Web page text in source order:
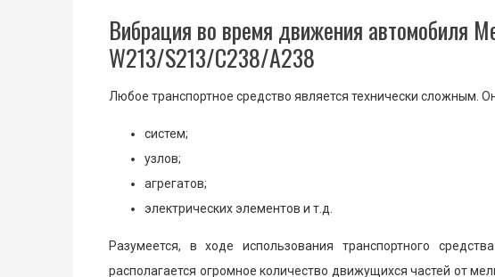
Вибрация во время движения автомобиля
W213/S213/C238/A238
Любое транспортное средство является технически сложным.
систем;
узлов;
агрегатов;
электрических элементов и т.д.
Разумеется, в ходе использования транспортного
располагается огромное количество движущихся частей от